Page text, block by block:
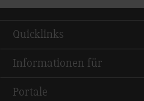
Quicklinks
Informationen für
Portale